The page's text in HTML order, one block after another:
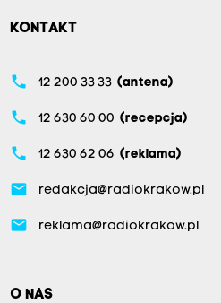
KONTAKT
phone 12 200 33 33 (antena)
phone 12 630 60 00 (recepcja)
phone 12 630 62 06 (reklama)
email redakcja@radiokrakow.pl
email reklama@radiokrakow.pl
O NAS